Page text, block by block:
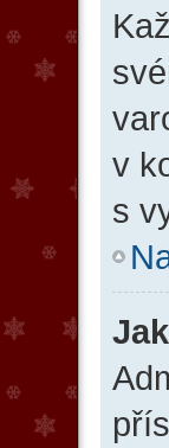
v
s